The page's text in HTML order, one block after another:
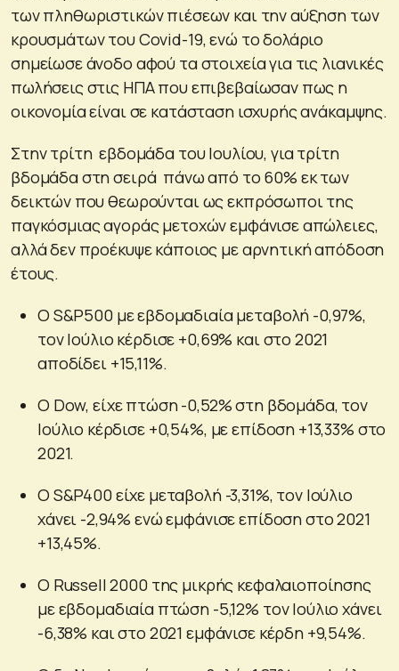
των πληθωριστικών πιέσεων και την αύξηση των
κρουσμάτων του Covid-19, ενώ το δολάριο
σημείωσε άνοδο αφού τα στοιχεία για τις λιανικές
πωλήσεις στις ΗΠΑ που επιβεβαίωσαν πως η
οικονομία είναι σε κατάσταση ισχυρής ανάκαμψης.
Στην τρίτη εβδομάδα του Ιουλίου, για τρίτη
βδομάδα στη σειρά πάνω από το 60% εκ των
δεικτών που θεωρούνται ως εκπρόσωποι της
παγκόσμιας αγοράς μετοχών εμφάνισε απώλειες,
αλλά δεν προέκυψε κάποιος με αρνητική απόδοση
έτους.
Ο S&P500 με εβδομαδιαία μεταβολή -0,97%,
τον Ιούλιο κέρδισε +0,69% και στο 2021
αποδίδει +15,11%.
Ο Dow, είχε πτώση -0,52% στη βδομάδα, τον
Ιούλιο κέρδισε +0,54%, με επίδοση +13,33% στο
2021.
Ο S&P400 είχε μεταβολή -3,31%, τον Ιούλιο
χάνει -2,94% ενώ εμφάνισε επίδοση στο 2021
+13,45%.
Ο Russell 2000 της μικρής κεφαλαιοποίησης
με εβδομαδιαία πτώση -5,12% τον Ιούλιο χάνει
-6,38% και στο 2021 εμφάνισε κέρδη +9,54%.